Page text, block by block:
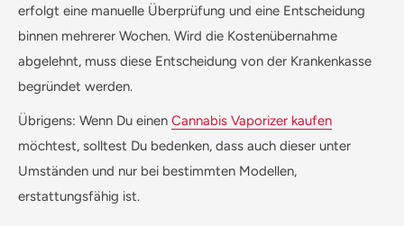
erfolgt eine manuelle Überprüfung und eine Entscheidung
binnen mehrerer Wochen. Wird die Kostenübernahme
abgelehnt, muss diese Entscheidung von der Krankenkasse
begründet werden.
Übrigens: Wenn Du einen Cannabis Vaporizer kaufen
möchtest, solltest Du bedenken, dass auch dieser unter
Umständen und nur bei bestimmten Modellen,
erstattungsfähig ist.